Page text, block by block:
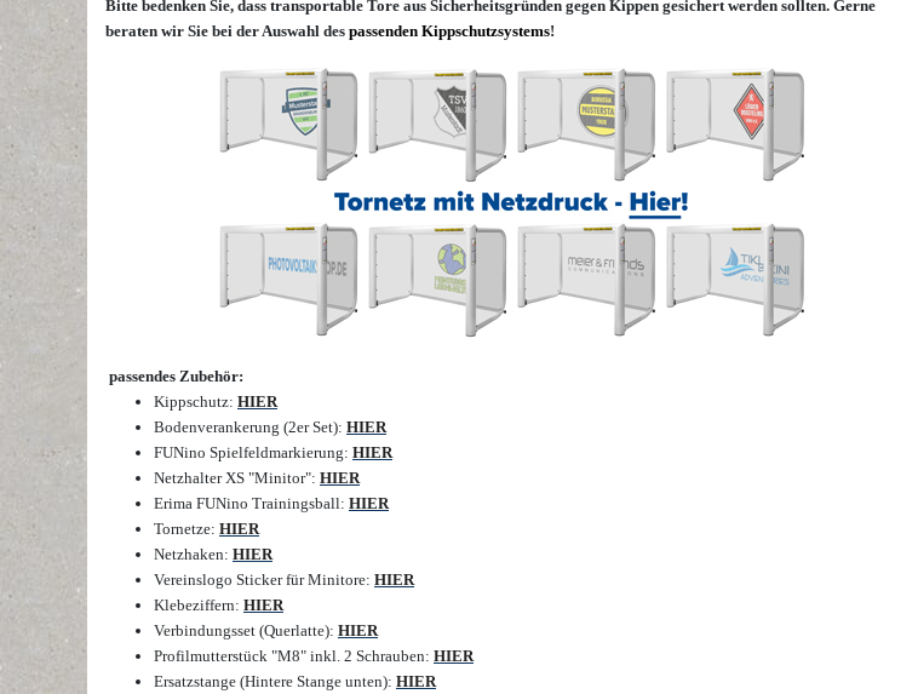
Bitte bedenken Sie, dass transportable Tore aus Sicherheitsgründen gegen Kippen gesichert werden sollten. Gerne
beraten wir Sie bei der Auswahl des passenden Kippschutzsystems!
passendes Zubehör:
Kippschutz: HIER
Bodenverankerung (2er Set): HIER
FUNino Spielfeldmarkierung: HIER
Netzhalter XS "Minitor": HIER
Erima FUNino Trainingsball: HIER
Tornetze: HIER
Netzhaken: HIER
Vereinslogo Sticker für Minitore: HIER
Klebeziffern: HIER
Verbindungsset (Querlatte): HIER
Profilmutterstück "M8" inkl. 2 Schrauben: HIER
Ersatzstange (Hintere Stange unten): HIER